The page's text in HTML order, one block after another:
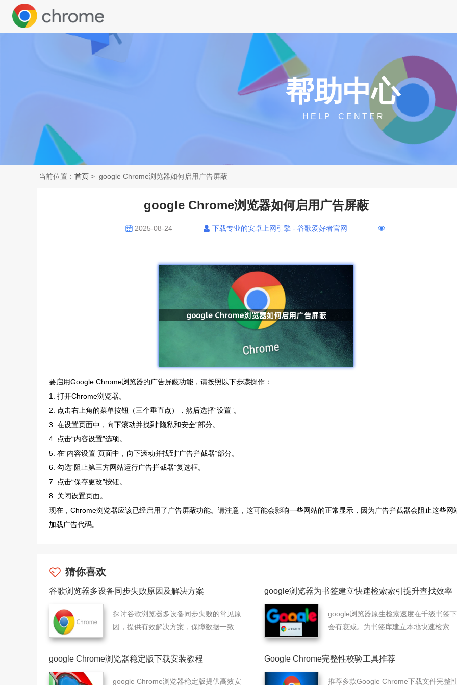
帮助中心
H E L P C E N T E R
当前位置： 首页 > google Chrome浏览器如何启用广告屏蔽
google Chrome浏览器如何启用广告屏蔽
2025-08-24 下载专业的安卓上网引擎 - 谷歌爱好者官网
要启用Google Chrome浏览器的广告屏蔽功能，请按照以下步骤操作：
1. 打开Chrome浏览器。
2. 点击右上角的菜单按钮（三个垂直点），然后选择“设置”。
3. 在设置页面中，向下滚动并找到“隐私和安全”部分。
4. 点击“内容设置”选项。
5. 在“内容设置”页面中，向下滚动并找到“广告拦截器”部分。
6. 勾选“阻止第三方网站运行广告拦截器”复选框。
7. 点击“保存更改”按钮。
8. 关闭设置页面。
现在，Chrome浏览器应该已经启用了广告屏蔽功能。请注意，这可能会影响一些网站的正常显示，因为广告拦截器会阻止这些网
加载广告代码。
猜你喜欢
谷歌浏览器多设备同步失败原因及解决方案
探讨谷歌浏览器多设备同步失败的常见原
因，提供有效解决方案，保障数据一致
google浏览器为书签建立快速检索索引提升查找效率
google浏览器原生检索速度在千级书签下
会有衰减。为书签库建立本地快速检索索
海量书签收藏时实现秒级的知识资产定
google Chrome浏览器稳定版下载安装教程
google Chrome浏览器稳定版提供高效安
Google Chrome完整性校验工具推荐
推荐多款Google Chrome下载文件完整